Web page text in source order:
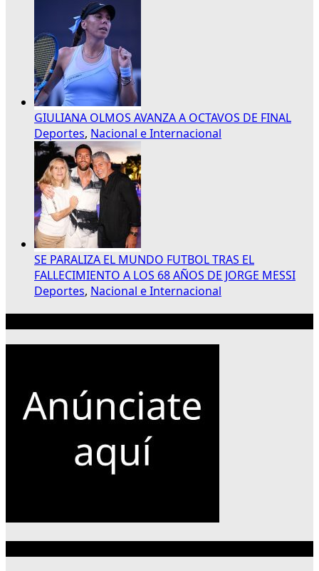
GIULIANA OLMOS AVANZA A OCTAVOS DE FINAL
Deportes, Nacional e Internacional
SE PARALIZA EL MUNDO FUTBOL TRAS EL
FALLECIMIENTO A LOS 68 AÑOS DE JORGE MESSI
Deportes, Nacional e Internacional